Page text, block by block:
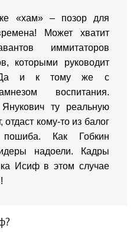
«хам» – позор для
Может хватит
иммитаторов
которыми руководит
Да и к тому же с
воспитания.
ту реальную
отдаст кому-то из балог
пошиба. Как Гобкин
надоели. Кадры
Исиф в этом случае